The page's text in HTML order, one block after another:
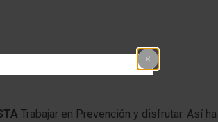
Trabajar en Prevención y disfrutar. Así